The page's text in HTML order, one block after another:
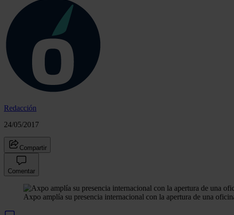
Redacción
24/05/2017
Compartir
Comentar
Axpo amplía su presencia internacional con la apertura de una